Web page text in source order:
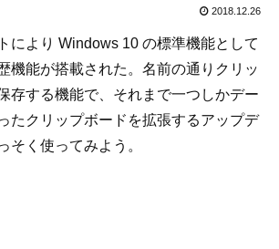
2018.12.26
により Windows 10 の標準機能として
機能が搭載された。名前の通りクリッ
存する機能で、それまで一つしかデー
たクリップボードを拡張するアップデ
そく使ってみよう。